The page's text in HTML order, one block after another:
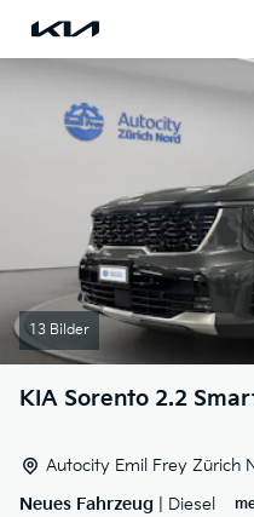
13 Bilder
KIA Sorento 2.2
Autocity Emil Frey Zürich
Neues Fahrzeug | Diesel